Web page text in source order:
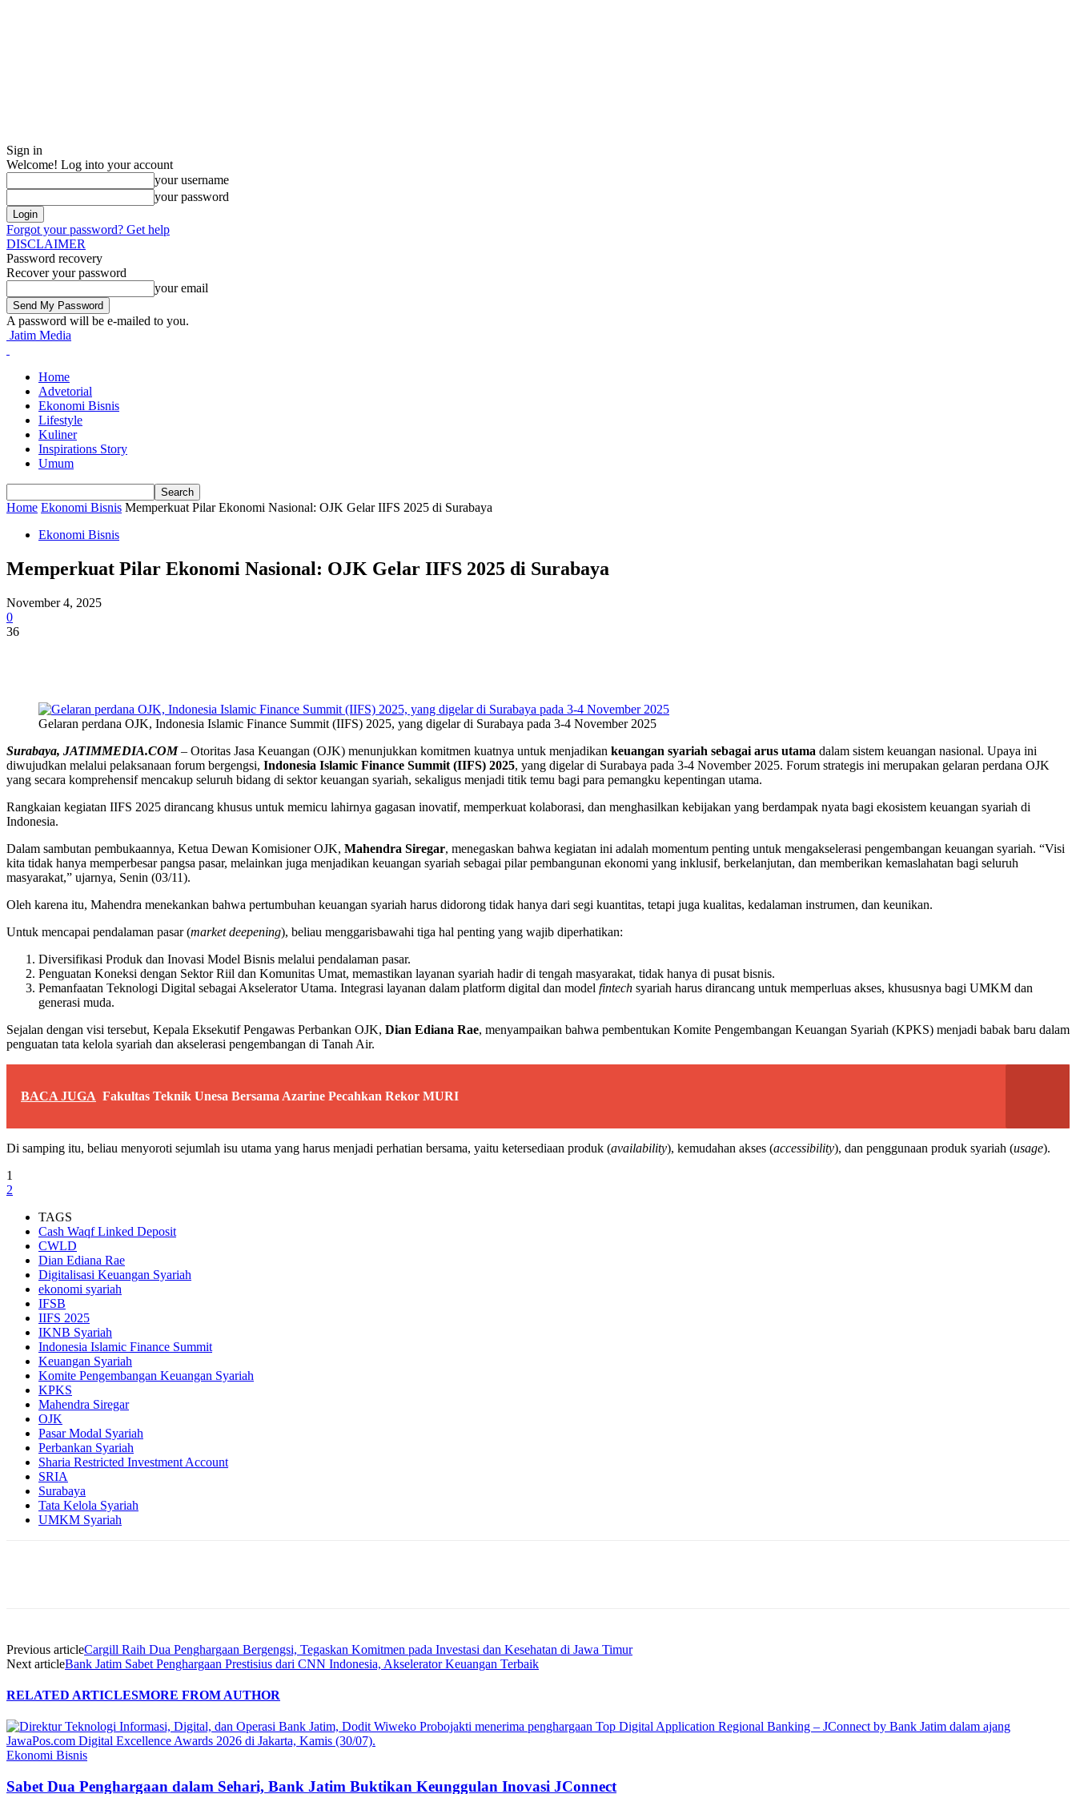
Sign in
Welcome! Log into your account
your username
your password
Forgot your password? Get help
DISCLAIMER
Password recovery
Recover your password
your email
A password will be e-mailed to you.
Jatim Media
Home
Advetorial
Ekonomi Bisnis
Lifestyle
Kuliner
Inspirations Story
Umum
Home Ekonomi Bisnis Memperkuat Pilar Ekonomi Nasional: OJK Gelar IIFS 2025 di Surabaya
Ekonomi Bisnis
Memperkuat Pilar Ekonomi Nasional: OJK Gelar IIFS 2025 di Surabaya
November 4, 2025
0
36
Gelaran perdana OJK, Indonesia Islamic Finance Summit (IIFS) 2025, yang digelar di Surabaya pada 3-4 November 2025
Surabaya, JATIMMEDIA.COM– Otoritas Jasa Keuangan (OJK) menunjukkan komitmen kuatnya untuk menjadikan keuangan syariah sebagai arus utama dalam sistem keuangan nasional. Upaya ini
diwujudkan melalui pelaksanaan forum bergengsi, Indonesia Islamic Finance Summit (IIFS) 2025, yang digelar di Surabaya pada 3-4 November 2025. Forum strategis ini merupakan gelaran perdana OJK
yang secara komprehensif mencakup seluruh bidang di sektor keuangan syariah, sekaligus menjadi titik temu bagi para pemangku kepentingan utama.
Rangkaian kegiatan IIFS 2025 dirancang khusus untuk memicu lahirnya gagasan inovatif, memperkuat kolaborasi, dan menghasilkan kebijakan yang berdampak nyata bagi ekosistem keuangan syariah di
Indonesia.
Dalam sambutan pembukaannya, Ketua Dewan Komisioner OJK, Mahendra Siregar, menegaskan bahwa kegiatan ini adalah momentum penting untuk mengakselerasi pengembangan keuangan syariah. “Visi
kita tidak hanya memperbesar pangsa pasar, melainkan juga menjadikan keuangan syariah sebagai pilar pembangunan ekonomi yang inklusif, berkelanjutan, dan memberikan kemaslahatan bagi seluruh
masyarakat,” ujarnya, Senin (03/11).
Oleh karena itu, Mahendra menekankan bahwa pertumbuhan keuangan syariah harus didorong tidak hanya dari segi kuantitas, tetapi juga kualitas, kedalaman instrumen, dan keunikan.
Untuk mencapai pendalaman pasar (market deepening), beliau menggarisbawahi tiga hal penting yang wajib diperhatikan:
Diversifikasi Produk dan Inovasi Model Bisnis melalui pendalaman pasar.
Penguatan Koneksi dengan Sektor Riil dan Komunitas Umat, memastikan layanan syariah hadir di tengah masyarakat, tidak hanya di pusat bisnis.
Pemanfaatan Teknologi Digital sebagai Akselerator Utama. Integrasi layanan dalam platform digital dan model fintech syariah harus dirancang untuk memperluas akses, khususnya bagi UMKM dan
generasi muda.
Sejalan dengan visi tersebut, Kepala Eksekutif Pengawas Perbankan OJK, Dian Ediana Rae, menyampaikan bahwa pembentukan Komite Pengembangan Keuangan Syariah (KPKS) menjadi babak baru dalam
penguatan tata kelola syariah dan akselerasi pengembangan di Tanah Air.
BACA JUGA Fakultas Teknik Unesa Bersama Azarine Pecahkan Rekor MURI
Di samping itu, beliau menyoroti sejumlah isu utama yang harus menjadi perhatian bersama, yaitu ketersediaan produk (availability), kemudahan akses (accessibility), dan penggunaan produk syariah (usage).
1
2
TAGS
Cash Waqf Linked Deposit
CWLD
Dian Ediana Rae
Digitalisasi Keuangan Syariah
ekonomi syariah
IFSB
IIFS 2025
IKNB Syariah
Indonesia Islamic Finance Summit
Keuangan Syariah
Komite Pengembangan Keuangan Syariah
KPKS
Mahendra Siregar
OJK
Pasar Modal Syariah
Perbankan Syariah
Sharia Restricted Investment Account
SRIA
Surabaya
Tata Kelola Syariah
UMKM Syariah
Previous articleCargill Raih Dua Penghargaan Bergengsi, Tegaskan Komitmen pada Investasi dan Kesehatan di Jawa Timur
Next articleBank Jatim Sabet Penghargaan Prestisius dari CNN Indonesia, Akselerator Keuangan Terbaik
RELATED ARTICLESMORE FROM AUTHOR
Ekonomi Bisnis
Sabet Dua Penghargaan dalam Sehari, Bank Jatim Buktikan Keunggulan Inovasi JConnect